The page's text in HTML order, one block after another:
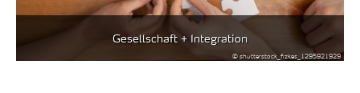
Gesellschaft + Integration
© shutterstock_fizkes_1295921929